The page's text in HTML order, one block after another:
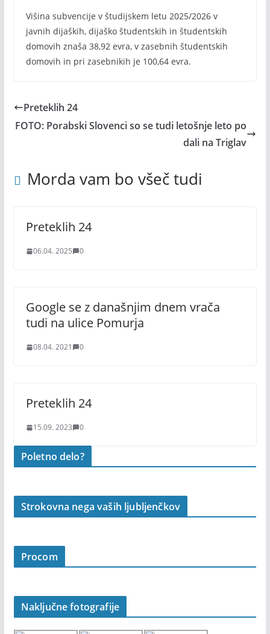
Višina subvencije v študijskem letu 2025/2026 v
javnih dijaških, dijaško študentskih in študentskih
domovih znaša 38,92 evra, v zasebnih študentskih
domovih in pri zasebnikih je 100,64 evra.
Preteklih 24
FOTO: Porabski Slovenci so se tudi letošnje leto po
dali na Triglav
Morda vam bo všeč tudi
Preteklih 24
06.04. 2025 0
Google se z današnjim dnem vrača
tudi na ulice Pomurja
08.04. 2021 0
Preteklih 24
15.09. 2023 0
Poletno delo?
Strokovna nega vaših ljubljenčkov
Procom
Naključne fotografije